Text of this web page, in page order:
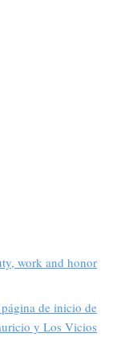
work and honor
de inicio de
y Los Vicios